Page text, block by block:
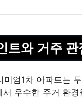
트와 거주 관
미엄1차 아파트는
서 우수한 주거 환